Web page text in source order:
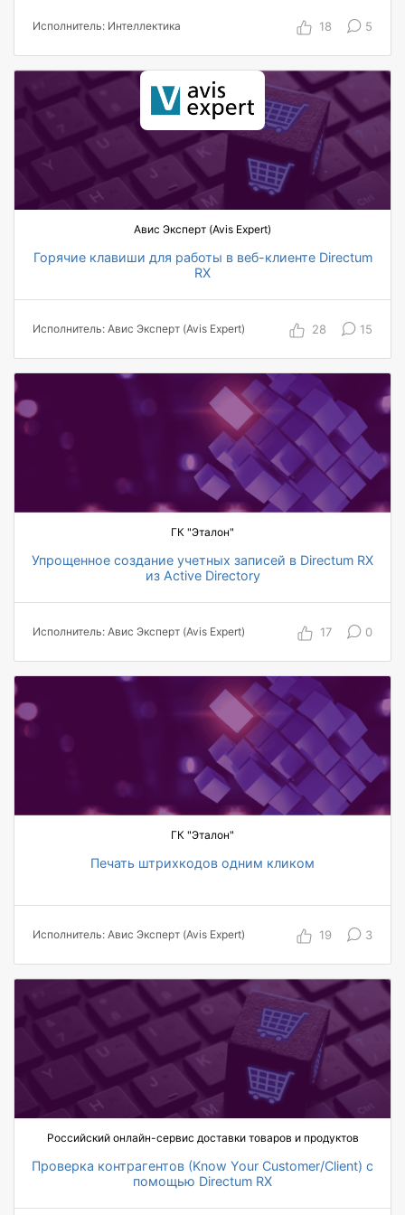
Исполнитель: Интеллектика 18 5
Авис Эксперт (Avis Expert)
Горячие клавиши для работы в веб-клиенте Directum
RX
операцию
Исполнитель: Авис Эксперт (Avis Expert) 28 15
ГК "Эталон"
Упрощенное создание учетных записей в Directum RX
из Active Directory
70% сокращение трудозатрат
Исполнитель: Авис Эксперт (Avis Expert) 17 0
ГК "Эталон"
Печать штрихкодов одним кликом
80% сокращение трудозатрат
30% снизились потери бумажных экземпляров
документов
Исполнитель: Авис Эксперт (Avis Expert) 19 3
Российский онлайн-сервис доставки товаров и продуктов
Проверка контрагентов (Know Your Customer/Client) с
помощью Directum RX